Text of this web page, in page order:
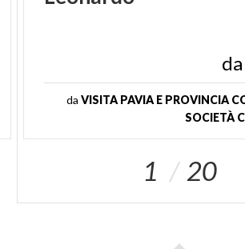
da
da VISITA PAVIA E PROVINCIA
SOCIETÀ
1 20